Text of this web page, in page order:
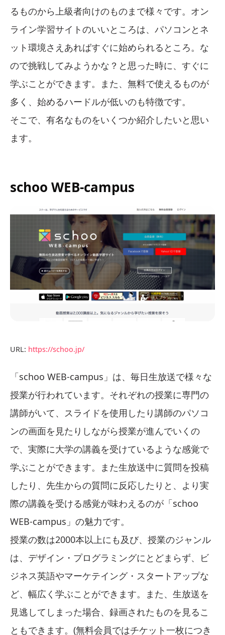
るものから上級者向けのものまで様々です。オン
ライン学習サイトのいいところは、パソコンとネ
ット環境さえあればすぐに始められるところ。な
ので挑戦してみようかな？と思った時に、すぐに
学ぶことができます。また、無料で使えるものが
多く、始めるハードルが低いのも特徴です。
そこで、有名なものをいくつか紹介したいと思い
ます。
schoo WEB-campus
URL: https://schoo.jp/
「schoo WEB-campus」は、毎日生放送で様々な
授業が行われています。それぞれの授業に専門の
講師がいて、スライドを使用したり講師のパソコ
ンの画面を見たりしながら授業が進んでいくの
で、実際に大学の講義を受けているような感覚で
学ぶことができます。また生放送中に質問を投稿
したり、先生からの質問に反応したりと、より実
際の講義を受ける感覚が味わえるのが「schoo
WEB-campus」の魅力です。
授業の数は2000本以上にも及び、授業のジャンル
は、デザイン・プログラミングにとどまらず、ビ
ジネス英語やマーケテイング・スタートアップな
ど、幅広く学ぶことができます。また、生放送を
見逃してしまった場合、録画されたものを見るこ
ともできます。(無料会員ではチケット一枚につき